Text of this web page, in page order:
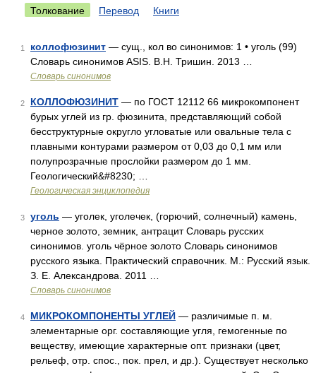
Толкование Перевод Книги
1 коллофюзинит — сущ., кол во синонимов: 1 • уголь (99)
Словарь синонимов ASIS. В.Н. Тришин. 2013 …
Словарь синонимов
2 КОЛЛОФЮЗИНИТ — по ГОСТ 12112 66 микрокомпонент
бурых углей из гр. фюзинита, представляющий собой
бесструктурные округло угловатые или овальные тела с
плавными контурами размером от 0,03 до 0,1 мм или
полупрозрачные прослойки размером до 1 мм.
Геологический&#8230; …
Геологическая энциклопедия
3 уголь — уголек, уголечек, (горючий, солнечный) камень,
черное золото, земник, антрацит Словарь русских
синонимов. уголь чёрное золото Словарь синонимов
русского языка. Практический справочник. М.: Русский язык.
З. Е. Александрова. 2011 …
Словарь синонимов
4 МИКРОКОМПОНЕНТЫ УГЛЕЙ — различимые п. м.
элементарные орг. составляющие угля, гемогенные по
веществу, имеющие характерные опт. признаки (цвет,
рельеф, отр. спос., пок. прел, и др.). Существует несколько